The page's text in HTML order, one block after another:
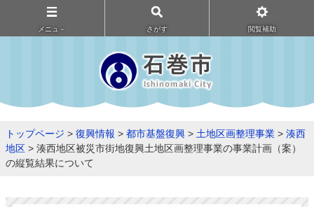
メニュ－ さがす 閲覧補助
トップページ > 復興情報 > 都市基盤復興 > 土地区画整理事業 > 湊西
地区 > 湊西地区被災市街地復興土地区画整理事業の事業計画（案）
の縦覧結果について